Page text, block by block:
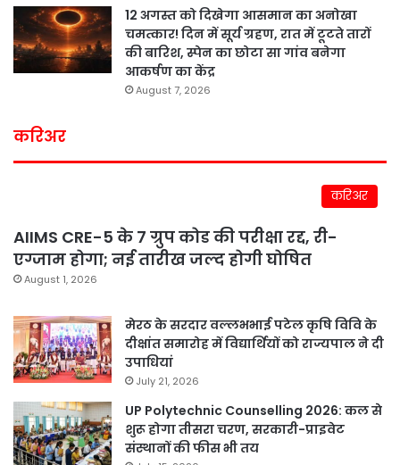
12 अगस्त को दिखेगा आसमान का अनोखा
चमत्कार! दिन में सूर्य ग्रहण, रात में टूटते तारों
की बारिश, स्पेन का छोटा सा गांव बनेगा
आकर्षण का केंद्र
August 7, 2026
करिअर
करिअर
AIIMS CRE-5 के 7 ग्रुप कोड की परीक्षा रद्द, री-
एग्जाम होगा; नई तारीख जल्द होगी घोषित
August 1, 2026
मेरठ के सरदार वल्लभभाई पटेल कृषि विवि के
दीक्षांत समारोह में विद्यार्थियों को राज्यपाल ने दी
उपाधियां
July 21, 2026
UP Polytechnic Counselling 2026: कल से
शुरू होगा तीसरा चरण, सरकारी-प्राइवेट
संस्थानों की फीस भी तय